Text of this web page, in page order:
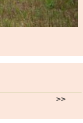
>>